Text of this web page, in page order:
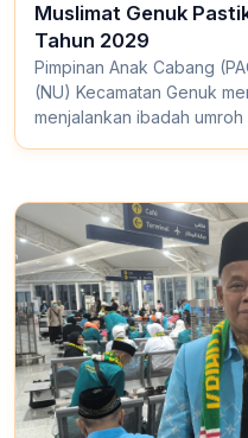
Muslimat Genuk
Tahun 2029
Pimpinan Anak Cabang
(NU) Kecamatan Genuk
menjalankan ibadah umroh